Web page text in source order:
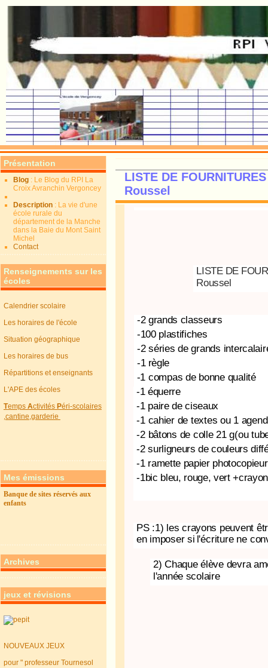
Présentation
Blog : Le Blog du RPI La
Croix Avranchin Vergoncey
Description : La vie d'une
école rurale du
département de la Manche
dans la Baie du Mont Saint
Michel
Contact
Renseignements sur les
écoles
Calendrier scolaire
Les horaires de l'école
Situation géographique
Les horaires de bus
Répartitions et enseignants
L'APE des écoles
TempsActivitésPéri-scolaires
,cantine,garderie
Mes émissions
Banque de sites réservés aux
enfants
Archives
jeux et révisions
NOUVEAUX JEUX
pour " professeur Tournesol
LISTE DE
Roussel
LISTE DE
Roussel
-2 grands classeurs
-100 plastifiches
-2 séries de grands
-1 règle
-1 compas de bonne qualité
-1 équerre
-1 paire de ciseaux
-1 cahier de textes ou 1
-2 bâtons de colle 21 g(ou
-2 surligneurs de couleurs
-1 ramette papier
-1bic bleu, rouge, vert
PS :1) les crayons peuvent
en imposer si l'écriture ne
2) Chaque élève devra
l'année scolaire